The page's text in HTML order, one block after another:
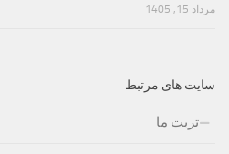
مرداد 15, 1405
سایت های مرتبط
تربت ما